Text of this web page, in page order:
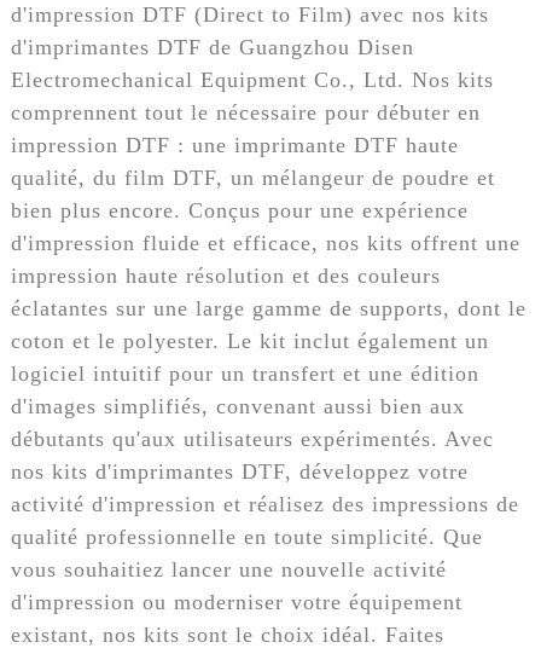
d'impression DTF (Direct to Film) avec nos kits
d'imprimantes DTF de Guangzhou Disen
Electromechanical Equipment Co., Ltd. Nos kits
comprennent tout le nécessaire pour débuter en
impression DTF : une imprimante DTF haute
qualité, du film DTF, un mélangeur de poudre et
bien plus encore. Conçus pour une expérience
d'impression fluide et efficace, nos kits offrent une
impression haute résolution et des couleurs
éclatantes sur une large gamme de supports, dont le
coton et le polyester. Le kit inclut également un
logiciel intuitif pour un transfert et une édition
d'images simplifiés, convenant aussi bien aux
débutants qu'aux utilisateurs expérimentés. Avec
nos kits d'imprimantes DTF, développez votre
activité d'impression et réalisez des impressions de
qualité professionnelle en toute simplicité. Que
vous souhaitiez lancer une nouvelle activité
d'impression ou moderniser votre équipement
existant, nos kits sont le choix idéal. Faites